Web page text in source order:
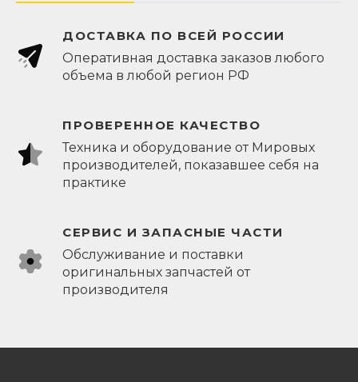
ДОСТАВКА ПО ВСЕЙ РОССИИ
Оперативная доставка заказов любого
объема в любой регион РФ
ПРОВЕРЕННОЕ КАЧЕСТВО
Техника и оборудование от Мировых
производителей, показавшее себя на
практике
СЕРВИС И ЗАПАСНЫЕ ЧАСТИ
Обслуживание и поставки
оригинальных запчастей от
производителя